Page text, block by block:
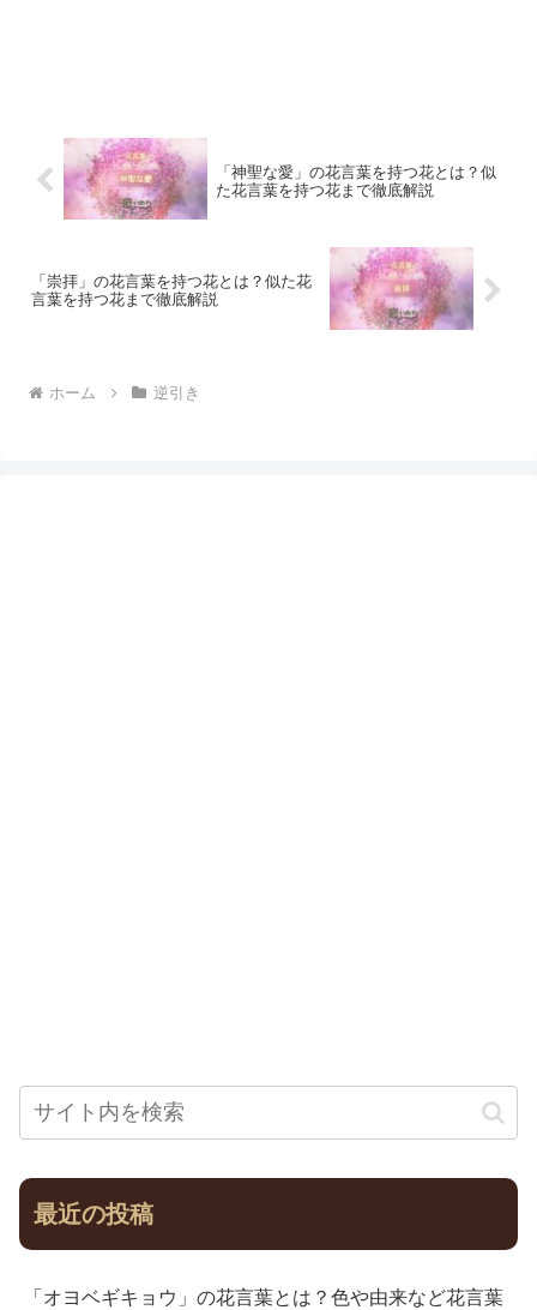
「神聖な愛」の花言葉を持つ花とは？似
た花言葉を持つ花まで徹底解説
「崇拝」の花言葉を持つ花とは？似た花
言葉を持つ花まで徹底解説
ホーム 逆引き
最近の投稿
「オヨベギキョウ」の花言葉とは？色や由来など花言葉